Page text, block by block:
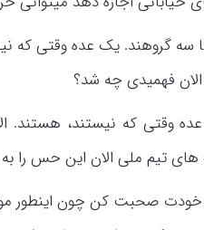
سه گروهند. یک عده وقتی که
الان فهمیدی چه شد؟
وقتی که نیستند، هستند.
تیم ملی الان این حس را به
خودت صحبت کن چون اینطور